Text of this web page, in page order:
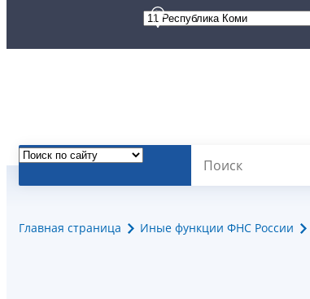
Главная страница Иные функции ФНС России